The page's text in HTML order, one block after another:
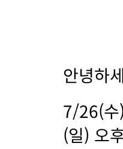
안녕하
7/26(수
(일) 오